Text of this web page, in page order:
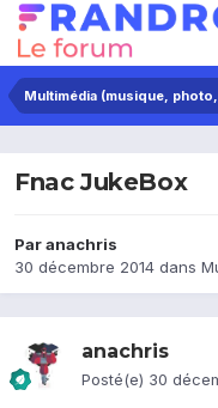
Multimédia (musique,
Fnac JukeBox
Paranachris
30 décembre 2014 dans
anachris
Posté(e) 30